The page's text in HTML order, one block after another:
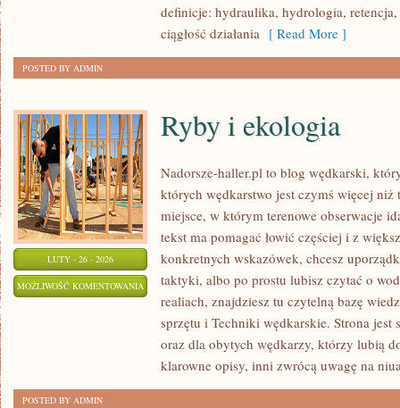
definicje: hydraulika, hydrologia,
ciągłość działania [ Read More ]
POSTED BY ADMIN
LUTY - 26 - 2026
MOŻLIWOŚĆ KOMENTOWANIA RYBY
EKOLOGIA
Ryby i ekologia
Nadorsze-haller.pl to blog wędkarski,
których wędkarstwo jest czymś więcej
miejsce, w którym terenowe obserwacje
tekst ma pomagać łowić częściej i z
konkretnych wskazówek, chcesz
taktyki, albo po prostu lubisz czytać o
realiach, znajdziesz tu czytelną bazę
sprzętu i Techniki wędkarskie. Strona jest
oraz dla obytych wędkarzy, którzy lubią
klarowne opisy, inni zwrócą uwagę na
POSTED BY ADMIN